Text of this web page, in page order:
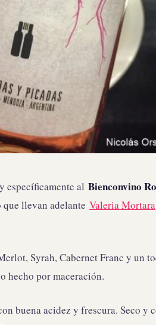
específicamente al Bienconvino
llevan adelante Valeria Mortara
Syrah, Cabernet Franc y un
hecho por maceración.
buena acidez y frescura. Seco y